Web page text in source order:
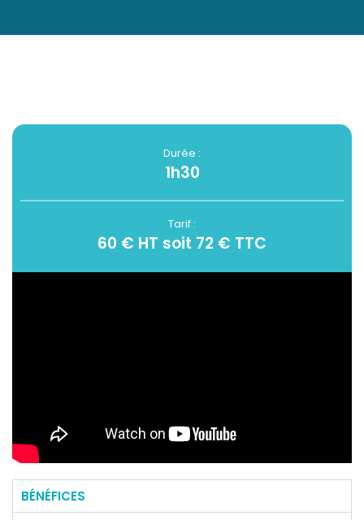
Durée :
1h30
Tarif :
60 € HT soit 72 € TTC
BÉNÉFICES